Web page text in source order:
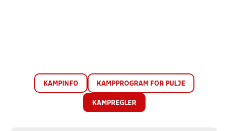
KAMPINFO KAMPPROGRAM FOR PULJE
KAMPREGLER